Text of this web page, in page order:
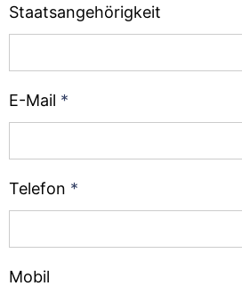
Staatsangehörigkeit
E-Mail *
Telefon *
Mobil